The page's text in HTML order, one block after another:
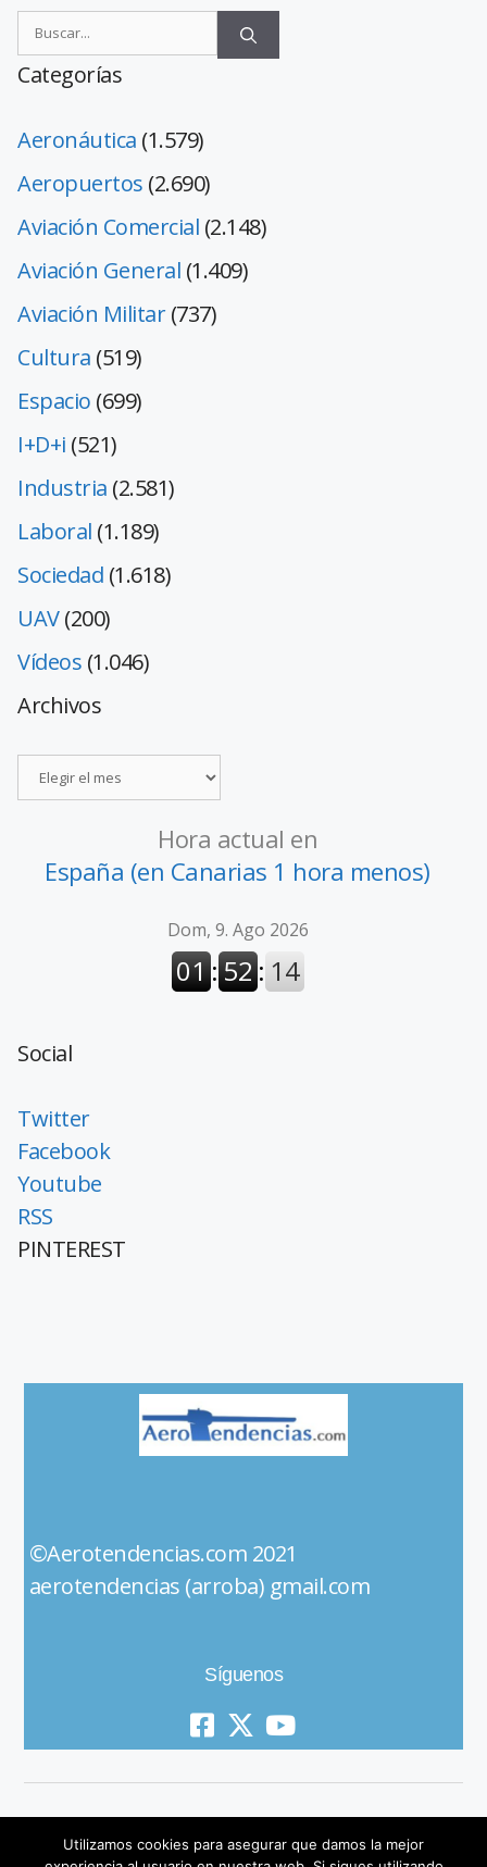
Categorías
Aeronáutica (1.579)
Aeropuertos (2.690)
Aviación Comercial (2.148)
Aviación General (1.409)
Aviación Militar(737)
Cultura (519)
Espacio (699)
I+D+i (521)
Industria (2.581)
Laboral (1.189)
Sociedad (1.618)
UAV(200)
Vídeos (1.046)
Archivos
Hora actual en
España (en Canarias 1 hora menos)
Social
Twitter
Facebook
Youtube
RSS
PINTEREST
©Aerotendencias.com 2021
aerotendencias (arroba) gmail.com
Síguenos
Utilizamos cookies para asegurar que damos la mejor